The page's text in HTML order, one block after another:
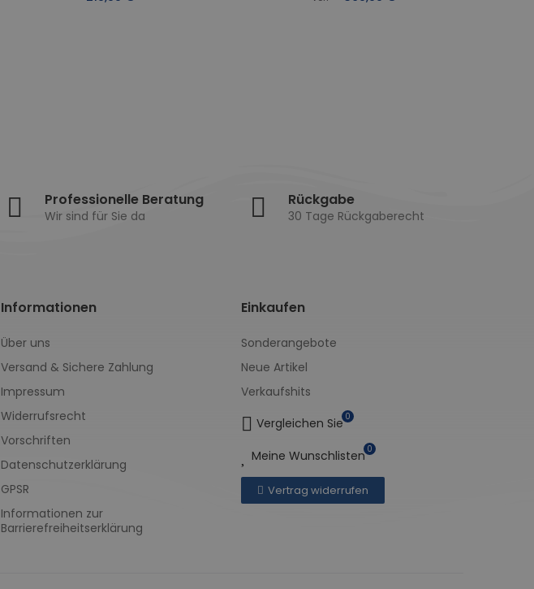
Professionelle Beratung
Wir sind für Sie da
Rückgabe
30 Tage Rückgaberecht
Informationen
Über uns
Versand & Sichere Zahlung
Impressum
Widerrufsrecht
Vorschriften
Datenschutzerklärung
GPSR
Informationen zur
Barrierefreiheitserklärung
Einkaufen
Sonderangebote
Neue Artikel
Verkaufshits
Vergleichen Sie0
Meine Wunschlisten0
Vertrag widerrufen